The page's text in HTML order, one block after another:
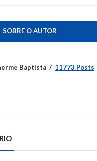
SOBRE O AUTOR
Baptista 11773 Posts